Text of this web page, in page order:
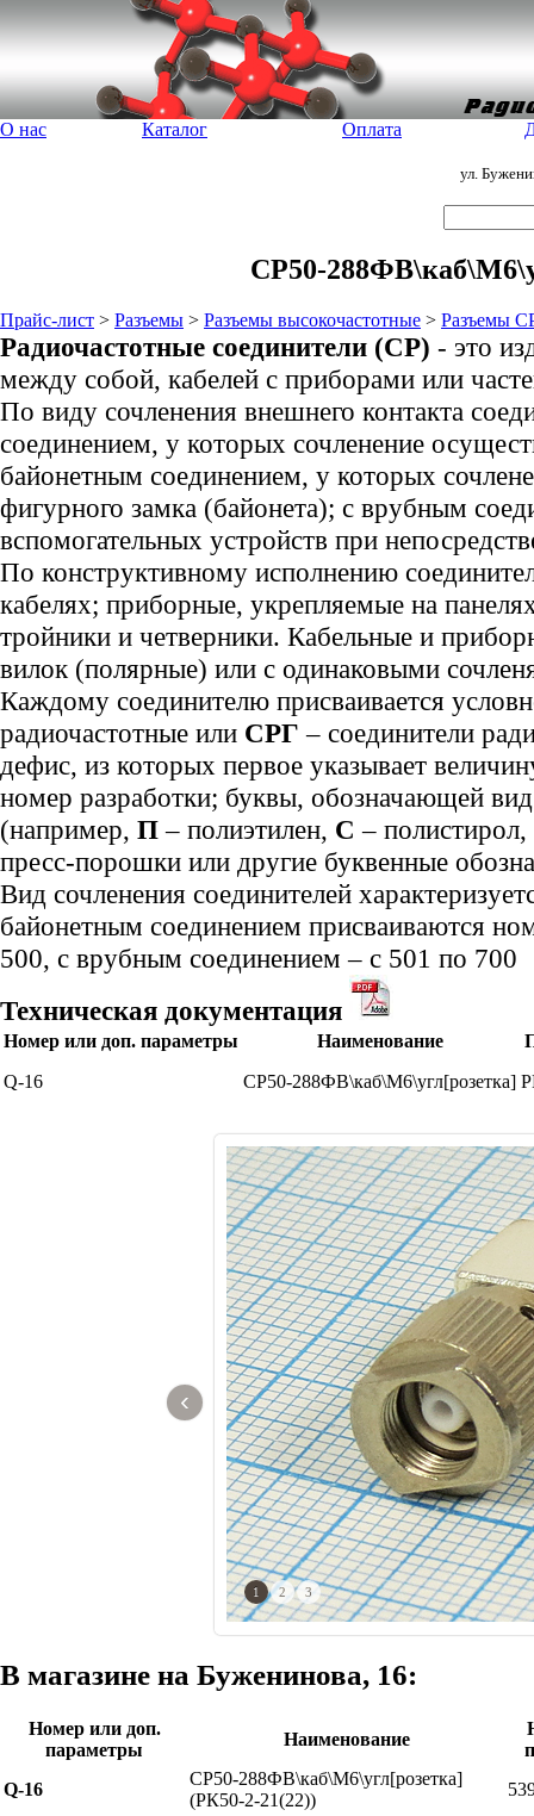
О нас Каталог Оплата
ул.
СР50-
Прайс-лист > Разъемы > Разъемы высокочастотные > Разъемы
Радиочастотные соединители (СР) - это
между собой, кабелей с приборами или
По виду сочленения внешнего контакта
соединением, у которых сочленение
байонетным соединением, у которых
фигурного замка (байонета); с врубным
вспомогательных устройств при
По конструктивному исполнению
кабелях; приборные, укрепляемые на
тройники и четверники. Кабельные и
вилок (полярные) или с одинаковыми
Каждому соединителю присваивается
радиочастотные или СРГ – соединители
дефис, из которых первое указывает
номер разработки; буквы, обозначающей
(например, П – полиэтилен, С – полистирол,
пресс-порошки или другие буквенные
Вид сочленения соединителей
байонетным соединением присваиваются
500, с врубным соединением – с 501 по 700
Техническая документация
Номер или доп. параметры Наименование
Q-16
СР50-288ФВ\каб\М6\угл[розетка]
‹
1 2 3
В магазине на Буженинова, 16:
Номер или доп.
параметры
Наименование
Q-16
СР50-288ФВ\каб\М6\угл[розетка]
(РК50-2-21(22))